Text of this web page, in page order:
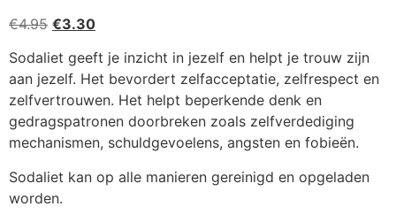
€4.95 €3.30
Sodaliet geeft je inzicht in jezelf en helpt je trouw zijn
aan jezelf. Het bevordert zelfacceptatie, zelfrespect en
zelfvertrouwen. Het helpt beperkende denk en
gedragspatronen doorbreken zoals zelfverdediging
mechanismen, schuldgevoelens, angsten en fobieën.
Sodaliet kan op alle manieren gereinigd en opgeladen
worden.